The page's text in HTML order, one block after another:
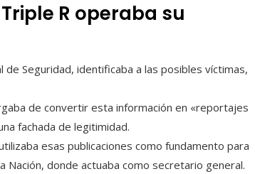
R operaba su
de Seguridad, identificaba a las posibles víctimas,
de convertir esta información en «reportajes
fachada de legitimidad.
esas publicaciones como fundamento para
Nación, donde actuaba como secretario general.